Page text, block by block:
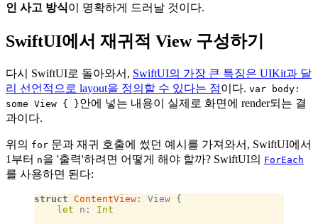
인 사고 방식이 명확하게 드러날 것이다.
SwiftUI에서 재귀적 View 구성하기
다시 SwiftUI로 돌아와서, SwiftUI의 가장 큰 특징은 UIKit과 달
리 선언적으로 layout을 정의할 수 있다는 점이다. var body:
some View { }안에 넣는 내용이 실제로 화면에 render되는 결
과이다.
위의 for 문과 재귀 호출에 썼던 예시를 가져와서, SwiftUI에서
1부터 n을 '출력'하려면 어떻게 해야 할까? SwiftUI의 ForEach
를 사용하면 된다:
struct ContentView : View {
    let
n: Int